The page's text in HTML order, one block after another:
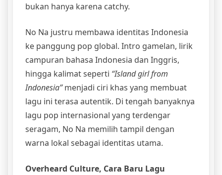
bukan hanya karena catchy.
No Na justru membawa identitas Indonesia
ke panggung pop global. Intro gamelan, lirik
campuran bahasa Indonesia dan Inggris,
hingga kalimat seperti “Island girl from
Indonesia”menjadi ciri khas yang membuat
lagu ini terasa autentik. Di tengah banyaknya
lagu pop internasional yang terdengar
seragam, No Na memilih tampil dengan
warna lokal sebagai identitas utama.
Overheard Culture, Cara Baru Lagu